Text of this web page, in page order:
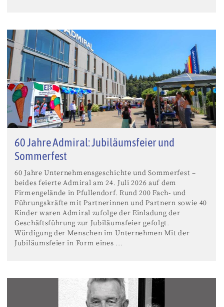
60 Jahre Admiral: Jubiläumsfeier und
Sommerfest
60 Jahre Unternehmensgeschichte und Sommerfest –
beides feierte Admiral am 24. Juli 2026 auf dem
Firmengelände in Pfullendorf. Rund 200 Fach- und
Führungskräfte mit Partnerinnen und Partnern sowie 40
Kinder waren Admiral zufolge der Einladung der
Geschäftsführung zur Jubiläumsfeier gefolgt.
Würdigung der Menschen im Unternehmen Mit der
Jubiläumsfeier in Form eines ...